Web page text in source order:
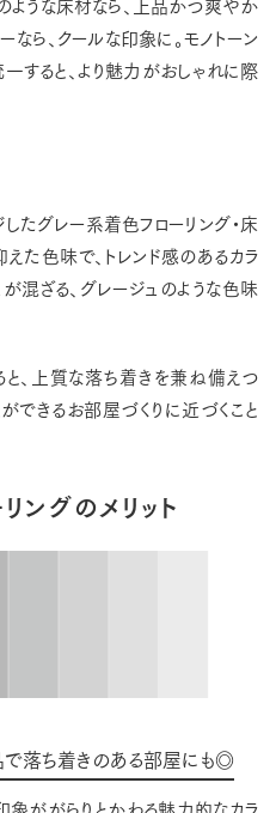
ら、クールな印象に。モノトーン
すると、より魅力がおしゃれに際
たグレー系着色フローリング・床
た色味で、トレンド感のあるカラ
混ざる、グレージュのような色味
、上質な落ち着きを兼ね備えつ
できるお部屋づくりに近づくこと
ングのメリット
で落ち着きのある部屋にも◎